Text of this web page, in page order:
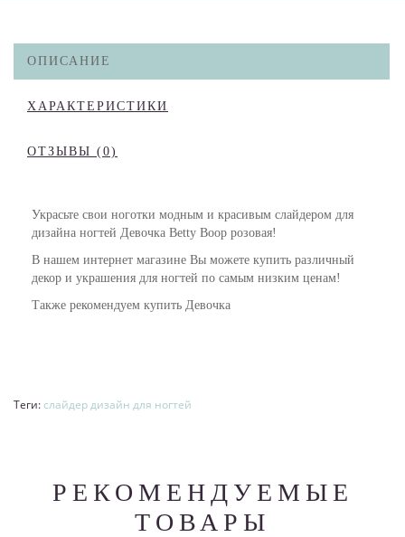
ОПИСАНИЕ
ХАРАКТЕРИСТИКИ
ОТЗЫВЫ (0)
Украсьте свои ноготки модным и красивым слайдером для
дизайна ногтей Девочка Betty Boop розовая!
В нашем интернет магазине Вы можете купить различный
декор и украшения для ногтей по самым низким ценам!
Также рекомендуем купить Девочка
Теги: слайдер дизайн для ногтей
РЕКОМЕНДУЕМЫЕ
ТОВАРЫ